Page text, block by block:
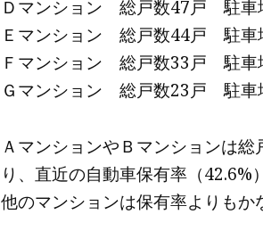
Ｄマンション 総戸数47戸 駐車
Ｅマンション 総戸数44戸 駐車
Ｆマンション 総戸数33戸 駐車
Ｇマンション 総戸数23戸 駐車
ＡマンションやＢマンションは
り、直近の自動車保有率（42.6%
他のマンションは保有率よりもか